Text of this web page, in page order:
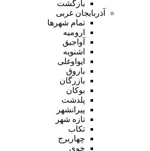
بازگشت
آذربایجان غربی
تمام شهر‌ها
ارومیه
آواجیق
اشنویه
ایواوغلی
باروق
بازرگان
بوکان
پلدشت
پیرانشهر
تازه شهر
تکاب
چهاربرج
خوی